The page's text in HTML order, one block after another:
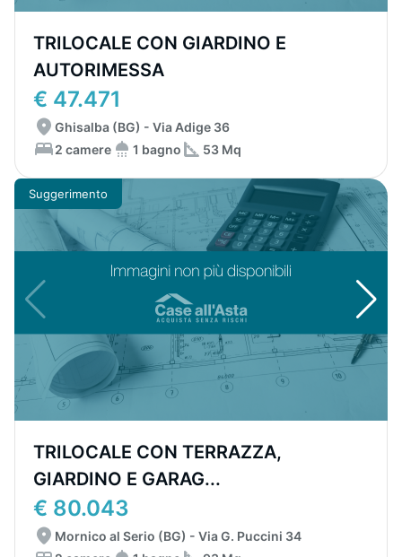
TRILOCALE CON GIARDINO E
AUTORIMESSA
€ 47.471
Ghisalba (BG) - Via Adige 36
2 camere
1 bagno 53 Mq
Suggerimento
TRILOCALE CON TERRAZZA,
GIARDINO E GARAG...
€ 80.043
Mornico al Serio (BG) - Via G. Puccini 34